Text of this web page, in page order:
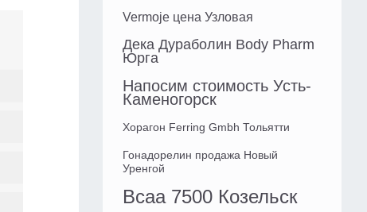
Vermoje цена Узловая
Дека Дураболин Body Pharm
Юрга
Напосим стоимость Усть-
Каменогорск
Хорагон Ferring Gmbh Тольятти
Гонадорелин продажа Новый
Уренгой
Bcaa 7500 Козельск